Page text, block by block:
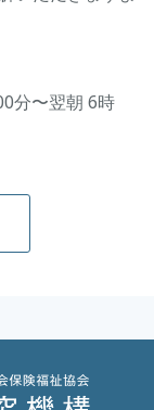
分〜翌朝 6時